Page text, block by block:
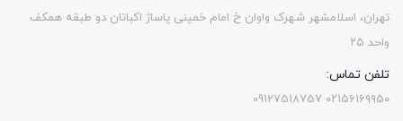
تهران، اسلامشهر شهرک واوان خ امام خمینی پاساژ اکباتان دو طبقه همکف
واحد ۲۵
تلفن تماس:
۰۲۱۵۶۱۶۹۹۵۰ 09127518757